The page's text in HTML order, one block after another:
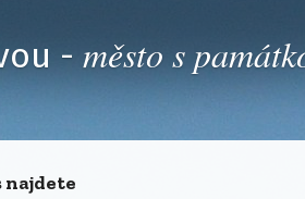
- město s
najdete